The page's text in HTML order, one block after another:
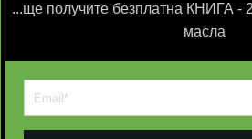
...ще получите безплатна КНИГА -
масла